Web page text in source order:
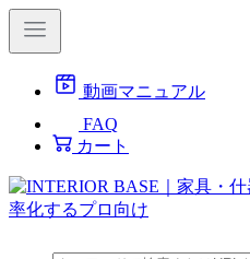
動画マニュアル
FAQ
カート